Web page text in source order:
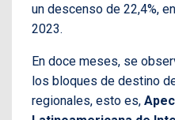
un descenso de 22,4%,
2023.
En doce meses, se
los bloques de destino
regionales, esto es,